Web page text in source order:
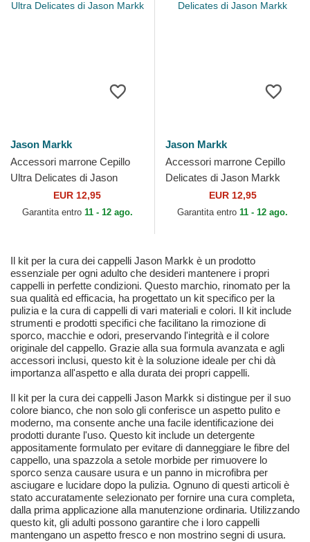
Jason Markk
Accessori marrone Cepillo
Ultra Delicates di Jason
EUR 12,95
Garantita entro 11 - 12 ago.
Jason Markk
Accessori marrone Cepillo
Delicates di Jason Markk
EUR 12,95
Garantita entro 11 - 12 ago.
Il kit per la cura dei cappelli Jason Markk è un prodotto
essenziale per ogni adulto che desideri mantenere i propri
cappelli in perfette condizioni. Questo marchio, rinomato per la
sua qualità ed efficacia, ha progettato un kit specifico per la
pulizia e la cura di cappelli di vari materiali e colori. Il kit include
strumenti e prodotti specifici che facilitano la rimozione di
sporco, macchie e odori, preservando l'integrità e il colore
originale del cappello. Grazie alla sua formula avanzata e agli
accessori inclusi, questo kit è la soluzione ideale per chi dà
importanza all'aspetto e alla durata dei propri cappelli.
Il kit per la cura dei cappelli Jason Markk si distingue per il suo
colore bianco, che non solo gli conferisce un aspetto pulito e
moderno, ma consente anche una facile identificazione dei
prodotti durante l'uso. Questo kit include un detergente
appositamente formulato per evitare di danneggiare le fibre del
cappello, una spazzola a setole morbide per rimuovere lo
sporco senza causare usura e un panno in microfibra per
asciugare e lucidare dopo la pulizia. Ognuno di questi articoli è
stato accuratamente selezionato per fornire una cura completa,
dalla prima applicazione alla manutenzione ordinaria. Utilizzando
questo kit, gli adulti possono garantire che i loro cappelli
mantengano un aspetto fresco e non mostrino segni di usura.